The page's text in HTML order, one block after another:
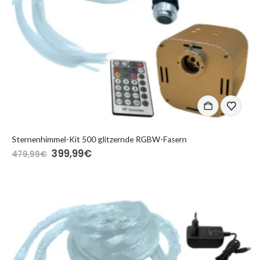
Sternenhimmel-Kit 500 glitzernde RGBW-Fasern
479,99€ Ursprünglicher
Preis
399,99€Aktueller